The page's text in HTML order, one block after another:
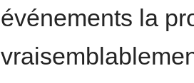
événements la